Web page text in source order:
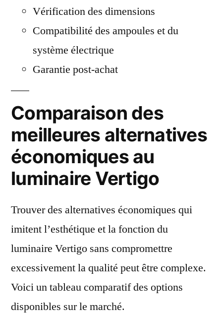
Vérification des dimensions
Compatibilité des ampoules et du
système électrique
Garantie post-achat
Comparaison des
meilleures alternatives
économiques au
luminaire Vertigo
Trouver des alternatives économiques qui
imitent l’esthétique et la fonction du
luminaire Vertigo sans compromettre
excessivement la qualité peut être complexe.
Voici un tableau comparatif des options
disponibles sur le marché.